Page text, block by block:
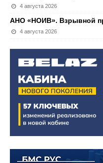
4 августа 2026
АНО «НОИВ». Взрывной
4 августа 2026